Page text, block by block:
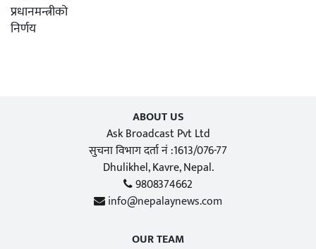
ABOUT US
Ask Broadcast Pvt Ltd
सुचना विभाग दर्ता नं :1613/076-77
Dhulikhel, Kavre, Nepal.
9808374662
info@nepalaynews.com
OUR TEAM